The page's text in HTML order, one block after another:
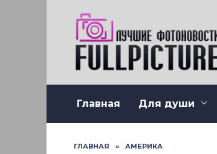
Главная Для души
ГЛАВНАЯ » АМЕРИКА